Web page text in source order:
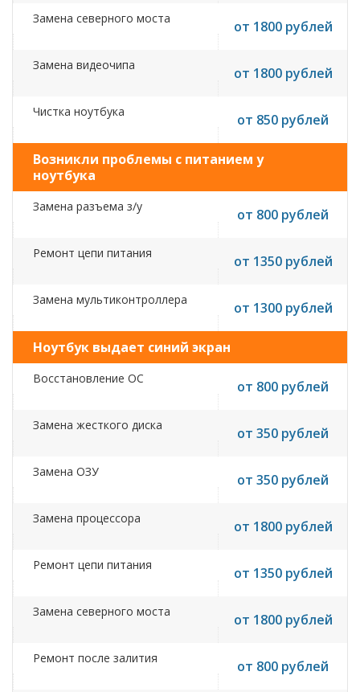
Замена северного моста от 1800 рублей
Замена видеочипа от 1800 рублей
Чистка ноутбука от 850 рублей
Возникли проблемы с питанием у
ноутбука
Замена разъема з/у от 800 рублей
Ремонт цепи питания от 1350 рублей
Замена мультиконтроллера от 1300 рублей
Ноутбук выдает синий экран
Восстановление ОС от 800 рублей
Замена жесткого диска от 350 рублей
Замена ОЗУ от 350 рублей
Замена процессора от 1800 рублей
Ремонт цепи питания от 1350 рублей
Замена северного моста от 1800 рублей
Ремонт после залития от 800 рублей